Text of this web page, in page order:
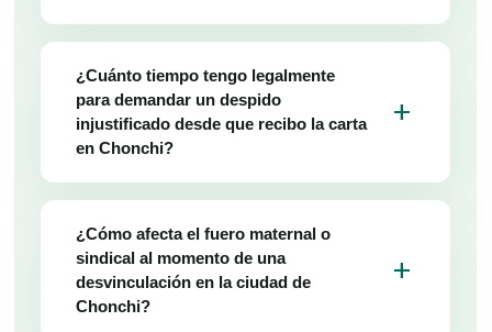
¿Cuánto tiempo tengo legalmente
para demandar un despido
injustificado desde que recibo la carta
en Chonchi?
add
¿Cómo afecta el fuero maternal o
sindical al momento de una
desvinculación en la ciudad de
Chonchi?
add